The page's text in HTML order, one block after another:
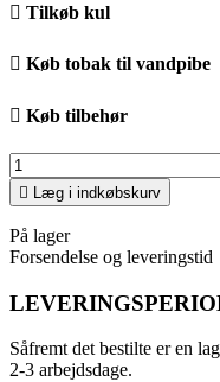
 Tilkøb kul
 Køb tobak til vandpibe
 Køb tilbehør
 Læg i indkøbskurv
På lager
Forsendelse og leveringstid
Såfremt det bestilte er en
2-3 arbejdsdage.